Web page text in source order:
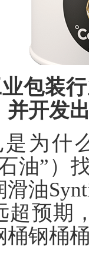
包装
并开发
为什
油”）
滑油
超预期
桶钢桶